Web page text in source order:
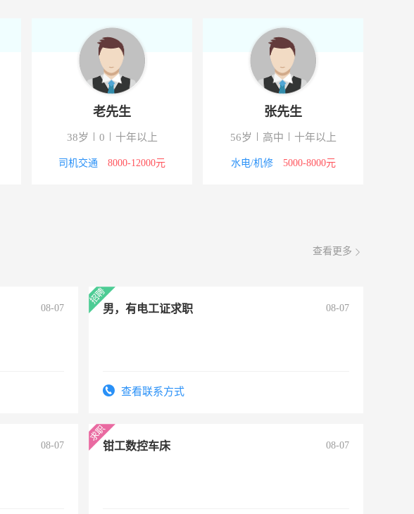
08-07
高塍镇塍文路20号 08-07
学府北路92号玖家地产 08-07
鸱迕趴谘Ц�北路20号城东公安局对面 8000-12000元 08-07
老先生
38岁 0 十年以上
司机交通 8000-12000元
张先生
56岁 高中 十年以上
水电/机修 5000-8000元
查看更多
08-07 男，有电工证求职 08-07
查看联系方式
08-07 钳工数控车床 08-07